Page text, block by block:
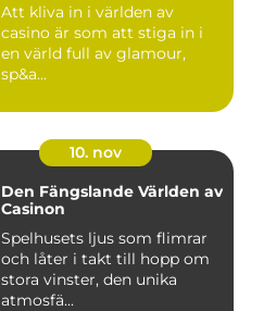
Att kliva in i världen av
casino är som att stiga in i
en värld full av glamour,
sp&a...
10. nov
Den Fängslande Världen av
Casinon
Spelhusets ljus som flimrar
och låter i takt till hopp om
stora vinster, den unika
atmosfä...